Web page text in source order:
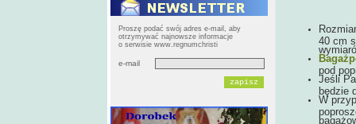
Proszę podać swój adres e-mail, aby
otrzymywać najnowsze informacje
o serwisie www.regnumchristi
e-mail
40 cm
pod
Jeśli
będzie
W